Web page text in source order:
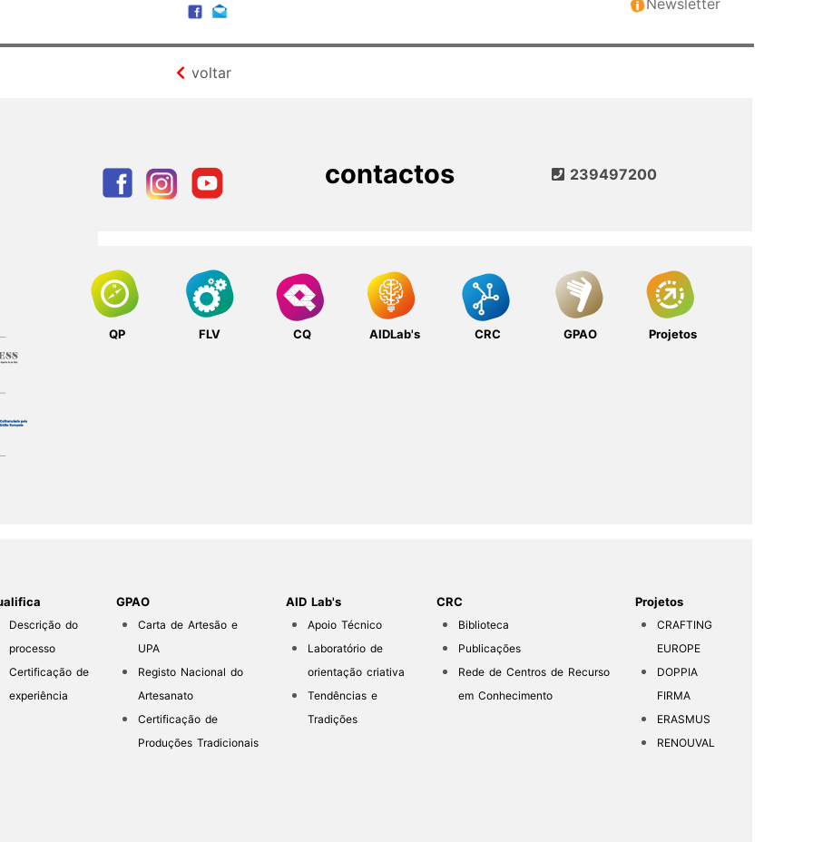
voltar
contactos 239497200
QP FLV CQ AIDLab's CRC GPAO Projetos
Descrição do
processo
Certificação de
experiência
GPAO
Carta de Artesão e
UPA
Registo Nacional do
Artesanato
Certificação de
Produções Tradicionais
AID Lab's
Apoio Técnico
Laboratório de
orientação criativa
Tendências e
Tradições
CRC
Biblioteca
Publicações
Rede de Centros de Recurso
em Conhecimento
Projetos
CRAFTING
EUROPE
DOPPIA
FIRMA
ERASMUS
RENOUVAL